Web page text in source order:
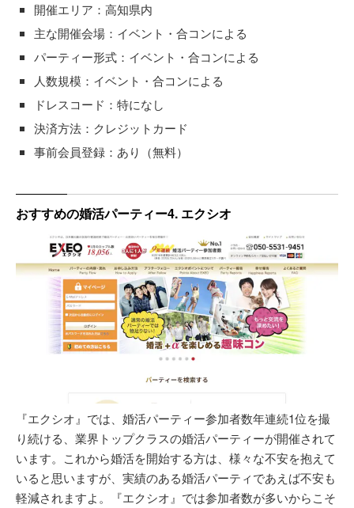
開催エリア：高知県内
主な開催会場：イベント・合コンによる
パーティー形式：イベント・合コンによる
人数規模：イベント・合コンによる
ドレスコード：特になし
決済方法：クレジットカード
事前会員登録：あり（無料）
おすすめの婚活パーティー4. エクシオ
『エクシオ』では、婚活パーティー参加者数年連続1位を撮
り続ける、業界トップクラスの婚活パーティーが開催されて
います。これから婚活を開始する方は、様々な不安を抱えて
いると思いますが、実績のある婚活パーティであえば不安も
軽減されますよ。『エクシオ』では参加者数が多いからこそ